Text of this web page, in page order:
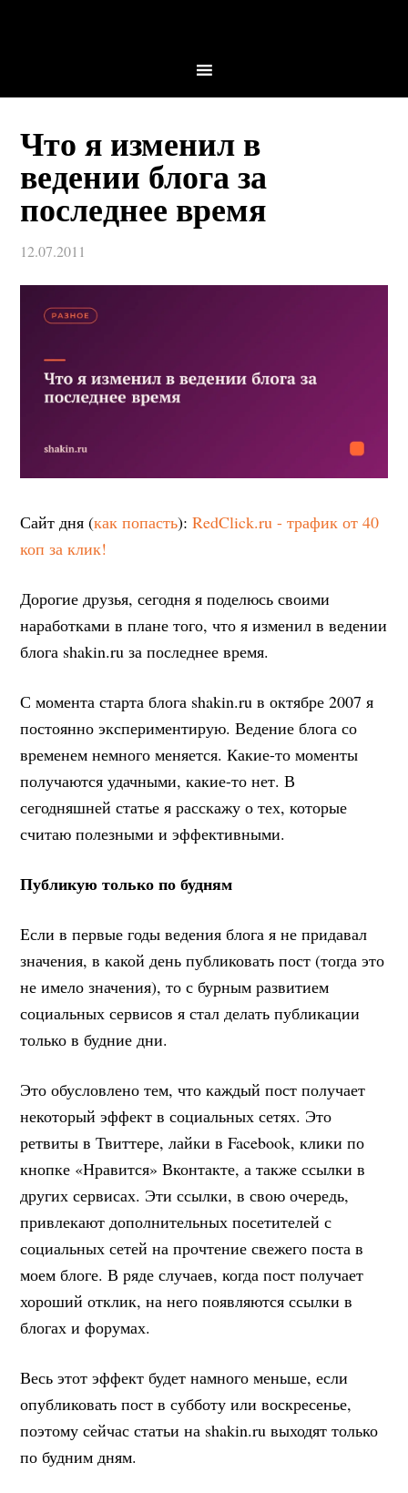
Что я изменил в
ведении блога за
последнее время
12.07.2011
Сайт дня (как попасть):RedClick.ru - трафик от 40
коп за клик!
Дорогие друзья, сегодня я поделюсь своими
наработками в плане того, что я изменил в ведении
блога shakin.ru за последнее время.
С момента старта блога shakin.ru в октябре 2007 я
постоянно экспериментирую. Ведение блога со
временем немного меняется. Какие-то моменты
получаются удачными, какие-то нет. В
сегодняшней статье я расскажу о тех, которые
считаю полезными и эффективными.
Публикую только по будням
Если в первые годы ведения блога я не придавал
значения, в какой день публиковать пост (тогда это
не имело значения), то с бурным развитием
социальных сервисов я стал делать публикации
только в будние дни.
Это обусловлено тем, что каждый пост получает
некоторый эффект в социальных сетях. Это
ретвиты в Твиттере, лайки в Facebook, клики по
кнопке «Нравится» Вконтакте, а также ссылки в
других сервисах. Эти ссылки, в свою очередь,
привлекают дополнительных посетителей с
социальных сетей на прочтение свежего поста в
моем блоге. В ряде случаев, когда пост получает
хороший отклик, на него появляются ссылки в
блогах и форумах.
Весь этот эффект будет намного меньше, если
опубликовать пост в субботу или воскресенье,
поэтому сейчас статьи на shakin.ru выходят только
по будним дням.